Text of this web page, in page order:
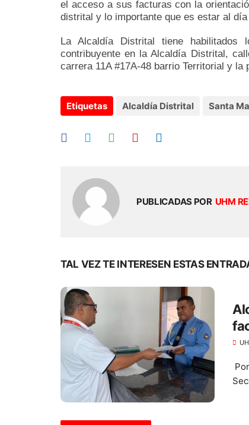
el acceso a sus facturas con la
distrital y lo importante que es estar al
La Alcaldía Distrital tiene habilitados
contribuyente en la Alcaldía Distrital,
carrera 11A #17A-48 barrio Territorial y la
Etiquetas Alcaldía Distrital Santa
PUBLICADAS POR UHM
TAL VEZ TE INTERESEN ESTAS